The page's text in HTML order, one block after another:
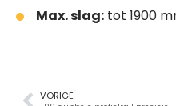
Max. slag: tot 1900
VORIGE